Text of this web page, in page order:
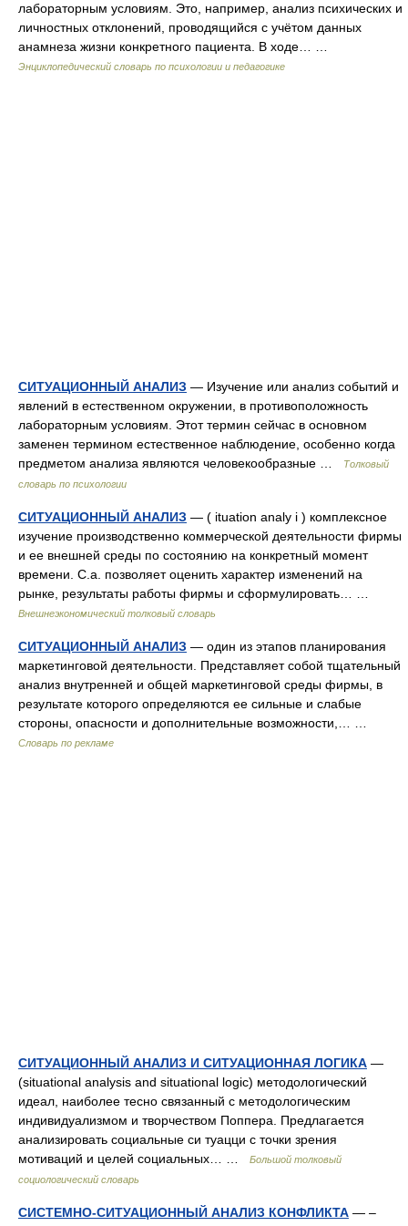
лабораторным условиям. Это, например, анализ психических и
личностных отклонений, проводящийся с учётом данных
анамнеза жизни конкретного пациента. В ходе… …
Энциклопедический словарь по психологии и педагогике
СИТУАЦИОННЫЙ АНАЛИЗ — Изучение или анализ событий и
явлений в естественном окружении, в противоположность
лабораторным условиям. Этот термин сейчас в основном
заменен термином естественное наблюдение, особенно когда
предметом анализа являются человекообразные …
Толковый
словарь по психологии
СИТУАЦИОННЫЙ АНАЛИЗ — ( ituation analy i ) комплексное
изучение производственно коммерческой деятельности фирмы
и ее внешней среды по состоянию на конкретный момент
времени. С.а. позволяет оценить характер изменений на
рынке, результаты работы фирмы и сформулировать… …
Внешнеэкономический толковый словарь
СИТУАЦИОННЫЙ АНАЛИЗ — один из этапов планирования
маркетинговой деятельности. Представляет собой тщательный
анализ внутренней и общей маркетинговой среды фирмы, в
результате которого определяются ее сильные и слабые
стороны, опасности и дополнительные возможности,… …
Словарь по рекламе
СИТУАЦИОННЫЙ АНАЛИЗ И СИТУАЦИОННАЯ ЛОГИКА —
(situational analysis and situational logic) методологический
идеал, наиболее тесно связанный с методологическим
индивидуализмом и творчеством Поппера. Предлагается
анализировать социальные си туацци с точки зрения
мотиваций и целей социальных… …
Большой толковый
социологический словарь
СИСТЕМНО-СИТУАЦИОННЫЙ АНАЛИЗ КОНФЛИКТА — –